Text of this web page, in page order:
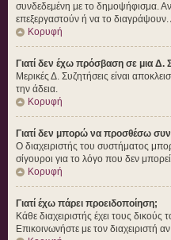
συνδεδεμένη με το δημοψήφισμα. Αν
επεξεργαστούν ή να το
Κορυφή
Γιατί δεν έχω πρόσβαση σε μια Δ.
Μερικές Δ. Συζητήσεις είναι
την άδεια.
Κορυφή
Γιατί δεν μπορώ να προσθέσω
Ο διαχειριστής του συστήματος
σίγουροι για το λόγο που δεν
Κορυφή
Γιατί έχω πάρει προειδοποίηση;
Κάθε διαχειριστής έχει τους
Επικοινωνήστε με τον διαχειριστή